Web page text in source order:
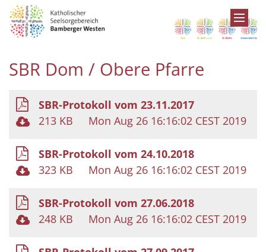
Zum Inhalt springen
SBR Dom / Obere Pfarre
SBR-Protokoll vom 23.11.2017
213 KB
Mon Aug 26 16:16:02 CEST 2019
SBR-Protokoll vom 24.10.2018
323 KB
Mon Aug 26 16:16:02 CEST 2019
SBR-Protokoll vom 27.06.2018
248 KB
Mon Aug 26 16:16:02 CEST 2019